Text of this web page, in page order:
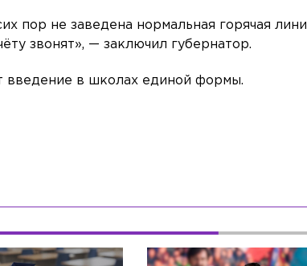
пор не заведена нормальная горячая
звонят», — заключил губернатор.
введение в школах единой формы.